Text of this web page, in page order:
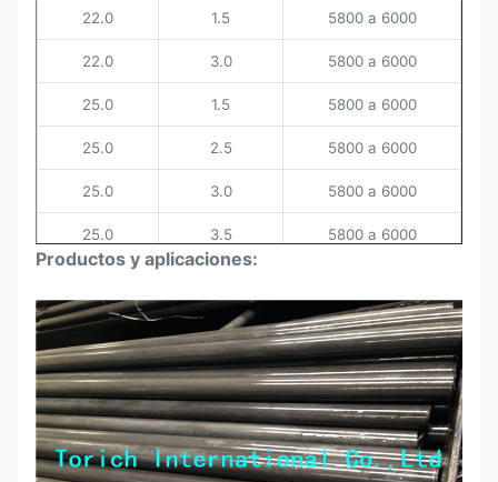
22.0 1.5 5800 a 6000
22.0 3.0 5800 a 6000
25.0 1.5 5800 a 6000
25.0 2.5 5800 a 6000
25.0 3.0 5800 a 6000
25.0 3.5 5800 a 6000
28.0 1.5 5800 a 6000
28.0 3.0 5800 a 6000
28.0 3.7 5800 a 6000
30.0 1.5 5800 a 6000
Productos y aplicaciones: